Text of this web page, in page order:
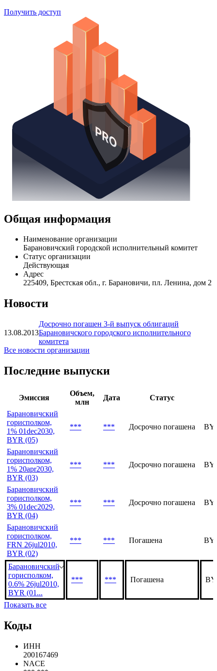
Получить доступ
Общая информация
Наименование организации
Барановичский городской исполнительный комитет
Статус организации
Действующая
Адрес
225409, Брестская обл., г. Барановичи, пл. Ленина, дом 2
Новости
13.08.2013
Досрочно погашен 3-й выпуск облигаций
Барановичского городского исполнительного
комитета
Все новости организации
Последние выпуски
Эмиссия
Объем,
млн
Дата
Статус
Барановичский
горисполком,
1% 01dec2030,
BYR (05)
*** *** Досрочно погашена
Барановичский
горисполком,
1% 20apr2030,
BYR (03)
*** *** Досрочно погашена
Барановичский
горисполком,
3% 01dec2029,
BYR (04)
*** *** Досрочно погашена
Барановичский
горисполком,
FRN 26jul2010,
BYR (02)
*** *** Погашена
Барановичский
горисполком,
0.6% 26jul2010,
BYR (01...
*** *** Погашена
Показать все
Коды
ИНН
200167469
NACE